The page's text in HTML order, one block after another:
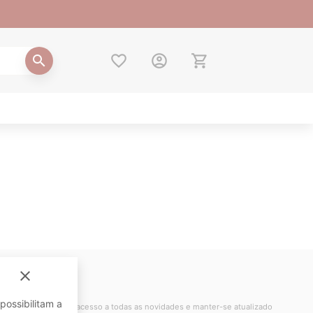
search favorite_border account_circle shopping_cart
seu e-mail para ter acesso a todas as novidades e manter-se atualizado
close
a